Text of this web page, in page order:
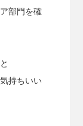
部門を確
持ちいい